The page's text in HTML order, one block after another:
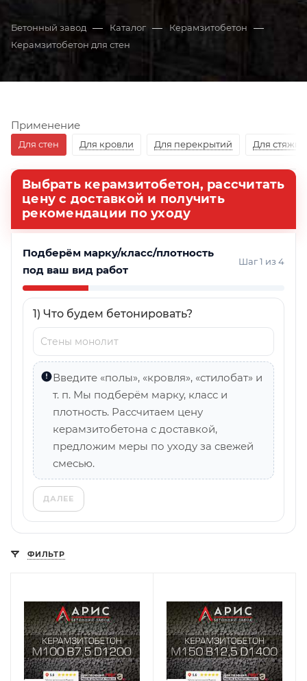
Открыта грань: Купить керамзитобетон для стен от
Бетонный завод — Каталог — Керамзитобетон —
Керамзитобетон для стен
Применение
Для стен Для кровли Для перекрытий Для
Выбрать керамзитобетон, рассчитать
цену с доставкой и получить
рекомендации по уходу
Подберём марку/класс/плотность
под ваш вид работ
Шаг 1 из 4
1) Что будем бетонировать?
Введите «полы», «кровля», «стилобат» и
т. п. Мы подберём марку, класс и
плотность. Рассчитаем цену
керамзитобетона с доставкой,
предложим меры по уходу за свежей
смесью.
ДАЛЕЕ
ФИЛЬТР